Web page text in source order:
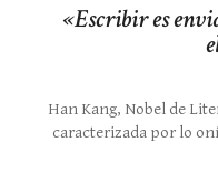
«Escribir es
Han Kang, Nobel de
caracterizada por lo